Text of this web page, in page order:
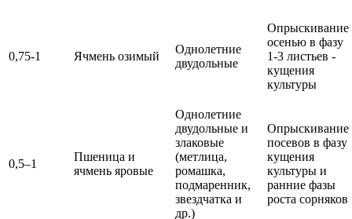
0,75-1 Ячмень озимый
Однолетние
двудольные
Опрыскивание
осенью в фазу
1-3 листьев -
кущения
культуры
0,5–1
Пшеница и
ячмень яровые
Однолетние
двудольные и
злаковые
(метлица,
ромашка,
подмаренник,
звездчатка и
др.)
Опрыскивание
посевов в фазу
кущения
культуры и
ранние фазы
роста сорняков